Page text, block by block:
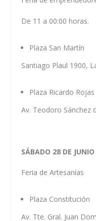
De 11 a 00:00 horas.
Plaza San Martín
Santiago Plaul 1900,
Plaza Ricardo Rojas
Av. Teodoro Sánchez
SÁBADO 28 DE JUNIO
Feria de Artesanías
Plaza Constitución
Av. Tte. Gral. Juan